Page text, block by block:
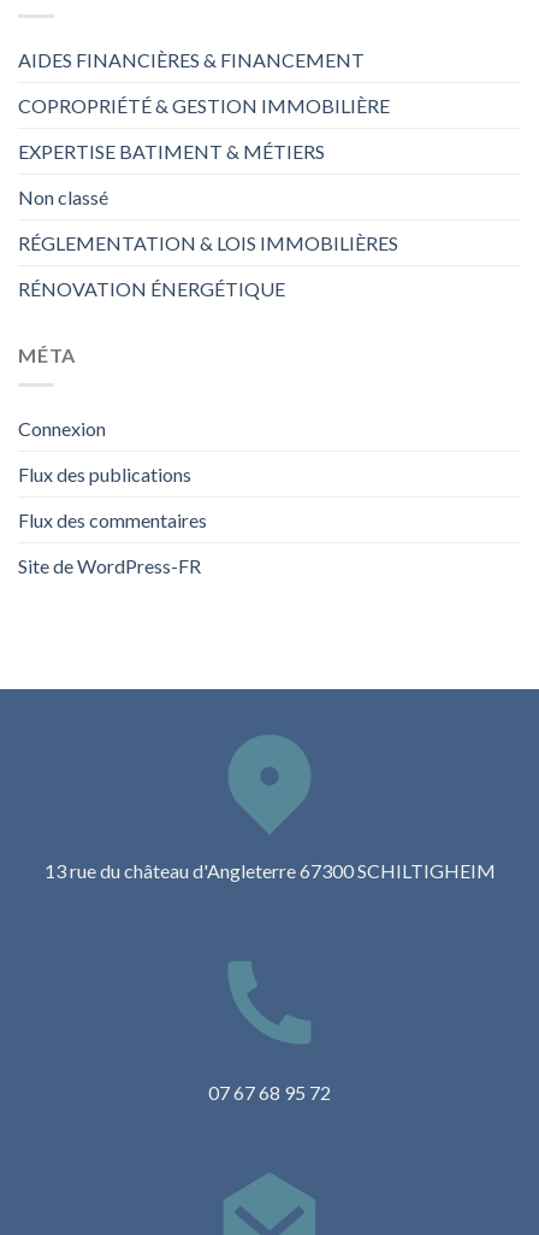
AIDES FINANCIÈRES & FINANCEMENT
COPROPRIÉTÉ & GESTION IMMOBILIÈRE
EXPERTISE BATIMENT & MÉTIERS
Non classé
RÉGLEMENTATION & LOIS IMMOBILIÈRES
RÉNOVATION ÉNERGÉTIQUE
MÉTA
Connexion
Flux des publications
Flux des commentaires
Site de WordPress-FR
13 rue du château d'Angleterre 67300 SCHILTIGHEIM
07 67 68 95 72